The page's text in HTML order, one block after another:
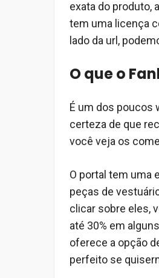
exata do produto,
tem uma licença
lado da url,
O que o
É um dos poucos
certeza de que
você veja os
O portal tem uma
peças de
clicar sobre eles,
até 30% em
oferece a opção
perfeito se